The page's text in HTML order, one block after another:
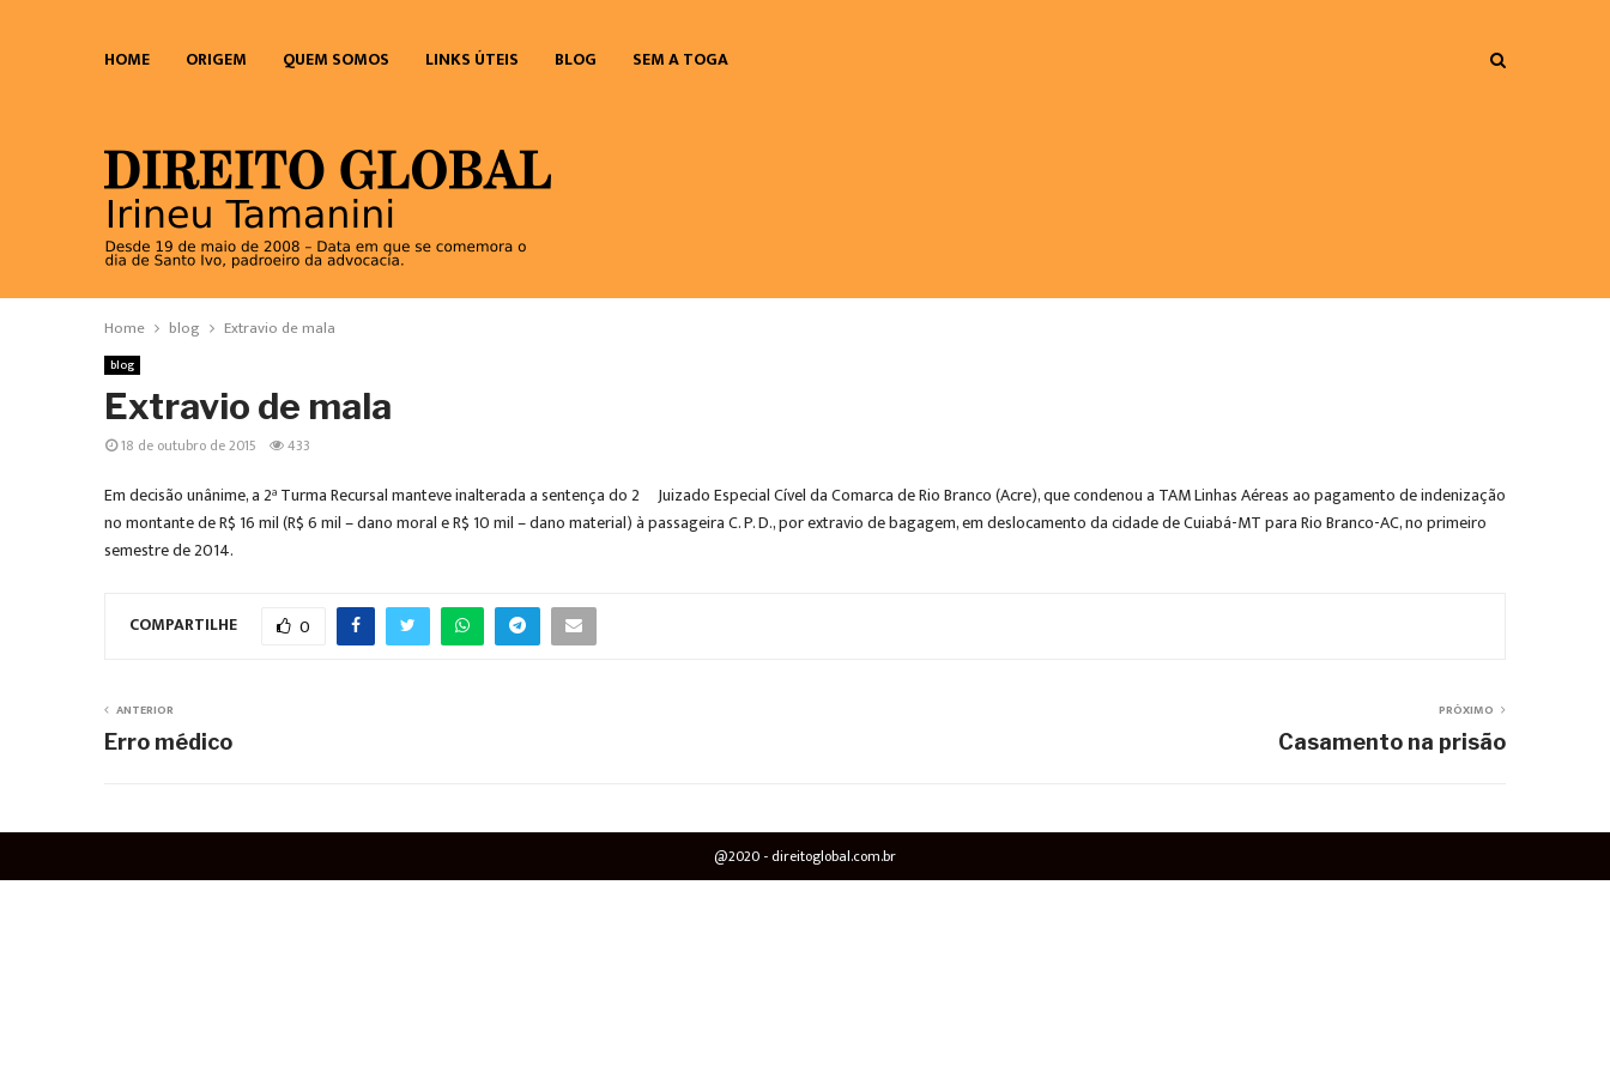
HOME ORIGEM QUEM SOMOS LINKS ÚTEIS BLOG SEM A TOGA
Home blog Extravio de mala
blog
Extravio de mala
18 de outubro de 2015 433
Em decisão unânime, a 2ª Turma Recursal manteve inalterada a sentença do 2º Juizado Especial Cível da Comarca de Rio Branco (Acre), que condenou a TAM Linhas Aéreas ao pagamento de indenização
no montante de R$ 16 mil (R$ 6 mil – dano moral e R$ 10 mil – dano material) à passageira C. P. D., por extravio de bagagem, em deslocamento da cidade de Cuiabá-MT para Rio Branco-AC, no primeiro
semestre de 2014.
COMPARTILHE 0
ANTERIOR
Erro médico
PRÓXIMO
Casamento na prisão
@2020 - direitoglobal.com.br